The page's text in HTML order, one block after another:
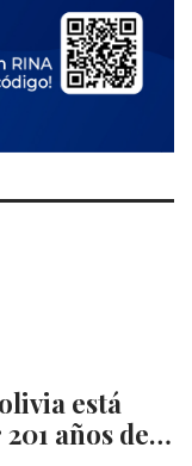
está
años de…